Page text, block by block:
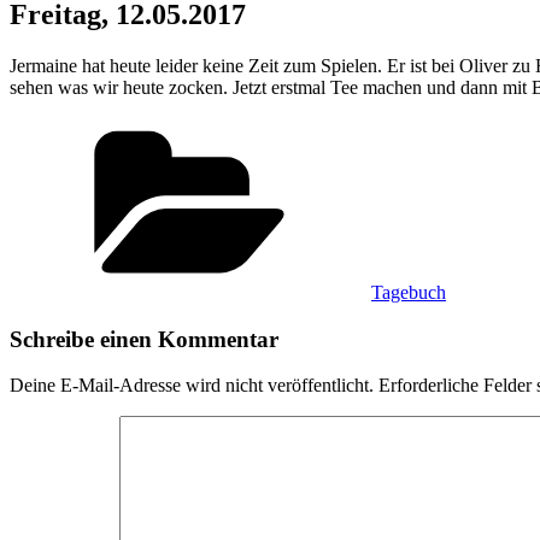
Freitag, 12.05.2017
Jermaine hat heute leider keine Zeit zum Spielen. Er ist bei Oliver
sehen was wir heute zocken. Jetzt erstmal Tee machen und dann
Tagebuch
Schreibe einen Kommentar
Deine E-Mail-Adresse wird nicht veröffentlicht. Erforderliche Felder